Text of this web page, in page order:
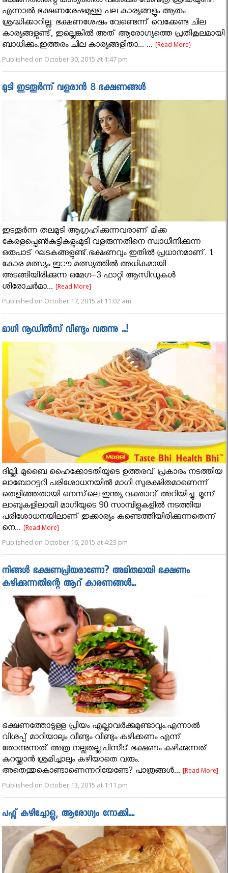
എന്നാല്‍ ഭക്ഷണശേഷമുള്ള പല കാര്യങ്ങളും ആരും
ശ്രദ്ധിക്കാറില്ല. ഭക്ഷണശേഷം വേണ്ടെന്ന് വെക്കേണ്ട ചില
കാര്യങ്ങളുണ്ട്, ഇല്ലെങ്കിൽ അത് ആരോഗ്യത്തെ പ്രതികൂലമായി
ബാധിക്കും.ഇത്തരം ചില കാര്യങ്ങളിതാ... ...[Read More]
Published on October 30, 2015 at 1:47 pm
മുടി ഇടതൂർന്ന് വളരാൻ 8 ഭക്ഷണങ്ങൾ
ഇടതൂർന്ന തലമുടി ആഗ്രഹിക്കുന്നവരാണ് മിക്ക
കേരളപ്പെണ്‍കുട്ടികളുംമുടി വളരുന്നതിനെ സ്വാധീനിക്കുന്ന
ഒരുപാട് ഘടകങ്ങളുണ്ട്.ഭക്ഷണവും ഇതിൽ പ്രധാനമാണ്. 1.
കോര മത്സ്യം ഇൗ മത്സ്യത്തിൽ അധികമായി
അടങ്ങിയിരിക്കുന്ന ഒമേഗ–3 ഫാറ്റി ആസിഡുകൾ
ശിരോചർമാ...[Read More]
Published on October 17, 2015 at 11:02 am
മാഗി നൂഡില്‍സ് വീണ്ടും വരുന്നു ...!
ദില്ലി: മുബൈ ഹൈക്കോടതിയുടെ ഉത്തരവ് പ്രകാരം നടത്തിയ
ലാബോറട്ടറി പരിശോധനയില്‍ മാഗി സുരക്ഷിതമാണെന്ന്
തെളിഞ്ഞതായി നെസ്‌ലെ ഇന്ത്യ വക്താവ് അറിയിച്ചു. മൂന്ന്
ലാബുകളിലായി മാഗിയുടെ 90 സാമ്പിളുകളില്‍ നടത്തിയ
പരിശോധനയിലാണ് ഇക്കാര്യം കണ്ടെത്തിയിരിക്കുന്നതെന്ന്
നെ...[Read More]
Published on October 16, 2015 at 4:23 pm
നിങ്ങള്‍ ഭക്ഷണപ്രിയരാണോ? അമിതമായി ഭക്ഷണം
കഴിക്കുന്നതിന്റെ ആറ് കാരണങ്ങള്‍...
ഭക്ഷണത്തോടുള്ള പ്രിയം എല്ലാവർക്കുമുണ്ടാവും.എന്നാൽ
വിശപ്പ്‌ മാറിയാലും വീണ്ടും വീണ്ടും കഴിക്കണം എന്ന്
തോന്നുന്നത് അത്ര നല്ലതല്ല.പിന്നീട് ഭക്ഷണം കഴിക്കുന്നത്‌
കുറയ്ക്കാന്‍ ശ്രമിച്ചാലും കഴിയാതെ വരും.
അതെന്തുകൊണ്ടാണെന്നറിയേണ്ടേ? പാത്രങ്ങള്‍...[Read More]
Published on October 13, 2015 at 1:11 pm
പഫ്സ് കഴിച്ചോളൂ, ആരോഗ്യം നോക്കി....